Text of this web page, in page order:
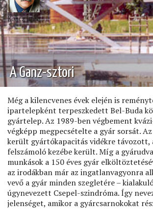
A Ganz-sztori
Koncz Imre
Még a kilencvenes évek elején is
ipartelepként terpeszkedett Bel-Buda
gyártelep. Az 1989-ben végbement
végképp megpecsételte a gyár sorsát.
került gyártókapacitás vidékre távozott,
felszámoló kezébe került. Míg a
munkások a 150 éves gyár
az irodákban már az ingatlanvagyonra
vevő a gyár minden szegletére –
úgynevezett Csepel-szindróma. Így
jelenséget, amikor a gyárcsarnokokat